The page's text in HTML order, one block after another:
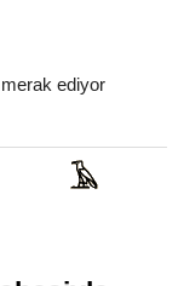
merak ediyor